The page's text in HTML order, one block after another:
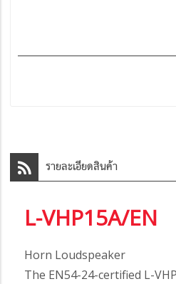
รายละเอียดสินค้า
L-VHP15A/EN
Horn Loudspeaker
The EN54-24-certified L-